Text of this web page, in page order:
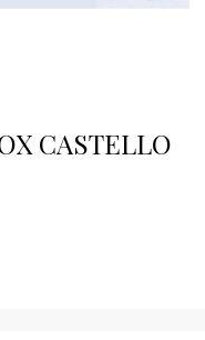
CASTELLO